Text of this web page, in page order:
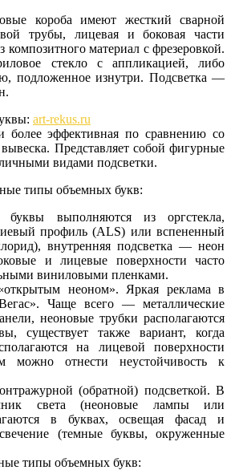
короба имеют жесткий сварной
трубы, лицевая и боковая части
композитного материал с фрезеровкой.
стекло с аппликацией, либо
подложенное изнутри. Подсветка —
art-rekus.ru
более эффективная по сравнению со
Представляет собой фигурные
видами подсветки.
типы объемных букв:
буквы выполняются из оргстекла,
профиль (ALS) или вспененный
внутренняя подсветка — неон
и лицевые поверхности часто
виниловыми пленками.
неоном». Яркая реклама в
Чаще всего — металлические
неоновые трубки располагаются
существует также вариант, когда
на лицевой поверхности
можно отнести неустойчивость к
(обратной) подсветкой. В
света (неоновые лампы или
в буквах, освещая фасад и
(темные буквы, окруженные
типы объемных букв: